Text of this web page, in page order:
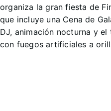
organiza la gran fiesta de
que incluye una Cena de
DJ, animación nocturna y
con fuegos artificiales a